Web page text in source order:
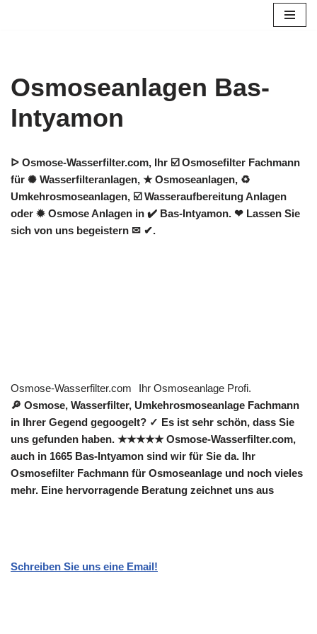
Osmoseanlagen Bas-
Intyamon
ᐅ Osmose-Wasserfilter.com, Ihr ☑️ Osmosefilter Fachmann
für ✺ Wasserfilteranlagen, ★ Osmoseanlagen, ♻
Umkehrosmoseanlagen, ☑️ Wasseraufbereitung Anlagen
oder ✹ Osmose Anlagen in ✔️ Bas-Intyamon. ❤ Lassen Sie
sich von uns begeistern ✉ ✔.
Osmose-Wasserfilter.com
Ihr Osmoseanlage Profi.
🔎 Osmose, Wasserfilter, Umkehrosmoseanlage Fachmann
in Ihrer Gegend gegoogelt? ✓ Es ist sehr schön, dass Sie
uns gefunden haben. ★★★★★ Osmose-Wasserfilter.com,
auch in 1665 Bas-Intyamon sind wir für Sie da. Ihr
Osmosefilter Fachmann für Osmoseanlage und noch vieles
mehr. Eine hervorragende Beratung zeichnet uns aus
Schreiben Sie uns eine Email!